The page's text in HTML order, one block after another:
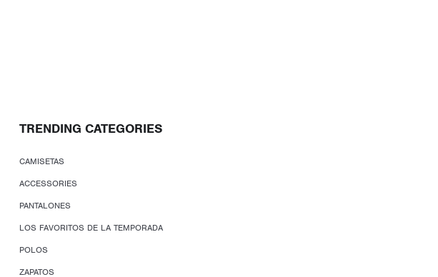
TRENDING CATEGORIES
CAMISETAS
ACCESSORIES
PANTALONES
LOS FAVORITOS DE LA TEMPORADA
POLOS
ZAPATOS